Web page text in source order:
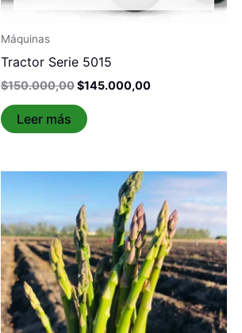
Máquinas
Tractor Serie 5015
$150.000,00$145.000,00
Leer más